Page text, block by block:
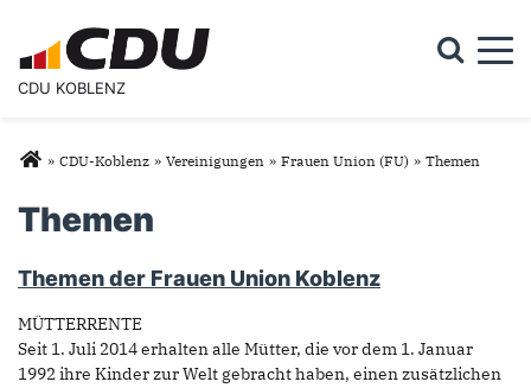
CDU KOBLENZ
Suchformular
Sie sind hier
» CDU-Koblenz » Vereinigungen » Frauen Union (FU) » Themen
Themen
Themen der Frauen Union Koblenz
MÜTTERRENTE
Seit 1. Juli 2014 erhalten alle Mütter, die vor dem 1. Januar
1992 ihre Kinder zur Welt gebracht haben, einen zusätzlichen